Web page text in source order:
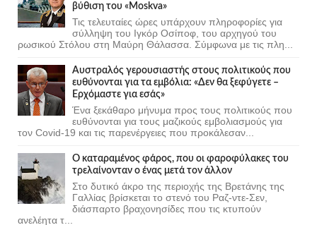
βύθιση του «Moskva»
Τις τελευταίες ώρες υπάρχουν πληροφορίες για
σύλληψη του Ιγκόρ Οσίποφ, του αρχηγού του
ρωσικού Στόλου στη Μαύρη Θάλασσα. Σύμφωνα με τις πλη...
Αυστραλός γερουσιαστής στους πολιτικούς που
ευθύνονται για τα εμβόλια: «Δεν θα ξεφύγετε –
Ερχόμαστε για εσάς»
Ένα ξεκάθαρο μήνυμα προς τους πολιτικούς που
ευθύνονται για τους μαζικούς εμβολιασμούς για
τον Covid-19 και τις παρενέργειες που προκάλεσαν...
Ο καταραμένος φάρος, που οι φαροφύλακες του
τρελαίνονταν ο ένας μετά τον άλλον
Στο δυτικό άκρο της περιοχής της Βρετάνης της
Γαλλίας βρίσκεται το στενό του Ραζ-ντε-Σεν,
διάσπαρτο βραχονησίδες που τις κτυπούν
ανελέητα τ...